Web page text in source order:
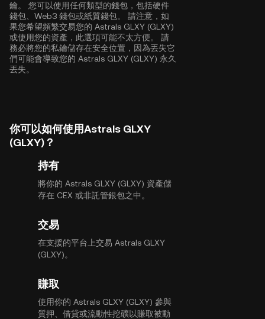
鑰。 您可以使用任何類型的錢包，包括硬件
錢包、Web3 錢包或紙質錢包。 請注意，如
果您希望頻繁交易您的 Astrals GLXY (GLXY)
或使用您的資產，此選項可能不太方便。 請
務必將您的私鑰儲存在安全位置，因為丟失它
們可能會導致您的 Astrals GLXY (GLXY) 永久
丟失。
你可以如何使用Astrals GLXY
(GLXY)？
持有
將你的 Astrals GLXY (GLXY) 資產儲
存在 CEX 或非託管銀包之中。
交易
在支援的平台上交易 Astrals GLXY
(GLXY)。
賺取
使用你的 Astrals GLXY (GLXY) 參與
質押、借貸或流動性挖礦以賺取被動